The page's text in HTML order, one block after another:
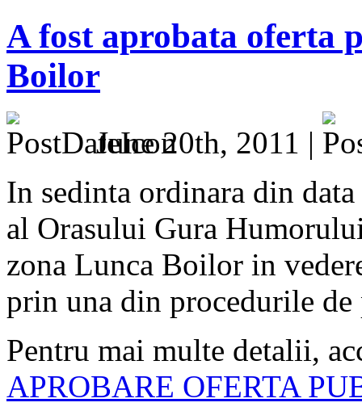
A fost aprobata oferta
Boilor
June 20th, 2011 |
In sedinta ordinara din
al Orasului Gura
zona Lunca Boilor in
prin una din procedurile
Pentru mai multe detalii,
APROBARE OFERTA